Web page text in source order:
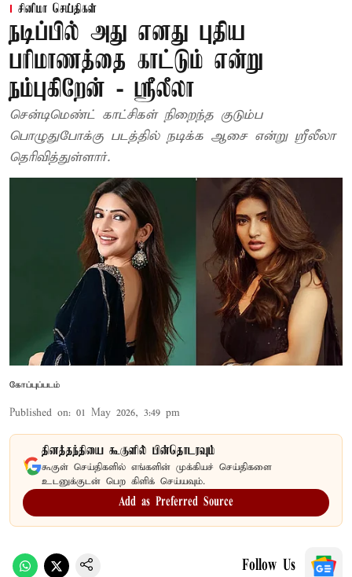
சினிமா செய்திகள்
நடிப்பில் அது எனது புதிய
பரிமாணத்தை காட்டும் என்று
நம்புகிறேன் - ஸ்ரீலீலா
சென்டிமெண்ட் காட்சிகள் நிறைந்த குடும்ப
பொழுதுபோக்கு படத்தில் நடிக்க ஆசை என்று ஸ்ரீலீலா
தெரிவித்துள்ளார்.
கோப்புப்படம்
Published on: 01 May 2026, 3:49 pm
தினத்தந்தியை கூகுளில் பின்தொடரவும்
கூகுள் செய்திகளில் எங்களின் முக்கியச் செய்திகளை
உடனுக்குடன் பெற கிளிக் செய்யவும்.
Add as Preferred Source
Follow Us